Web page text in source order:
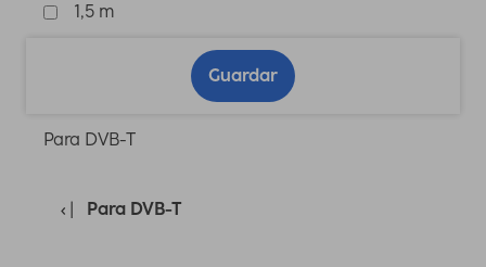
1,5 m
Guardar
Para DVB-T
Para DVB-T